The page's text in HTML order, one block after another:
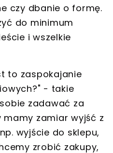
czy dbanie o formę.
do minimum
i wszelkie
to zaspokajanie
- takie
zadawać za
mamy zamiar wyjść z
wyjście do sklepu,
zrobić zakupy,